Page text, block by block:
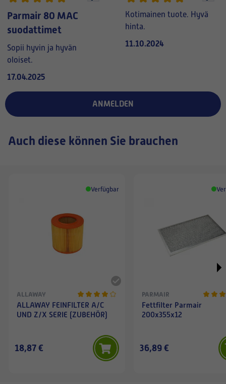
Parmair 80 MAC
suodattimet
Sopii hyvin ja hyvän
oloiset.
17.04.2025
Kotimainen tuote. Hyvä
hinta.
11.10.2024
ANMELDEN
Auch diese können Sie brauchen
Verfügbar
ALLAWAY
ALLAWAY FEINFILTER A/C
UND Z/X SERIE (ZUBEHÖR)
18,87 €
PARMAIR
Fettfilter Parmair
200x355x12
36,89 €